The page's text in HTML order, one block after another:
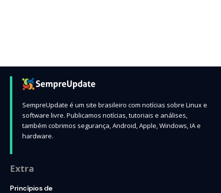
SempreUpdate é um site brasileiro com notícias sobre Linux e
software livre. Publicamos notícias, tutoriais e análises,
também cobrimos segurança, Android, Apple, Windows, IA e
hardware.
Extra
Princípios de